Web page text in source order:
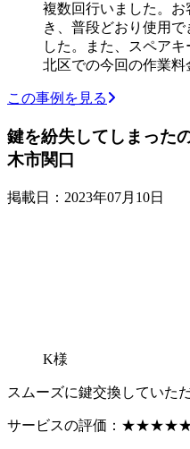
複数回行いました。
き、普段どおり使用
した。また、スペア
北区での今回の作業料
この事例を見る
鍵を紛失してしまった
木市関口
掲載日：2023年07月10日
K様
スムーズに鍵交換していた
サービスの評価：